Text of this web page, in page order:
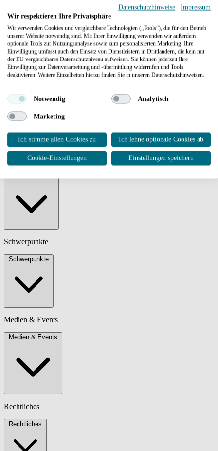
Kontakt
Kompetenzzentrum Kritische Infrastrukturen e. V.
10829 Berlin
Deutschland
030 322932-2999
Kontaktformular
Verein KKI e. V.
Schwerpunkte
Schwerpunkte
Medien & Events
Medien & Events
Rechtliches
Rechtliches
Datenschutzhinweise | Impressum
Wir respektieren Ihre Privatsphäre
Wir verwenden Cookies und vergleichbare Technologien („Tools“), die für den Betrieb
unserer Website notwendig sind. Mit Ihrer Einwilligung verwenden wir außerdem
optionale Tools zur Nutzungsanalyse sowie zum personalisierten Marketing. Ihre
Einwilligung umfasst auch den Einsatz von Dienstleistern in Drittländern, die kein mit
der EU vergleichbares Datenschutzniveau aufweisen. Sie können jederzeit Ihre
Einwilligung zur Datenverarbeitung und -übermittlung widerrufen und Tools
deaktivieren. Weitere Einzelheiten hierzu finden Sie in unseren Datenschutzhinweisen.
Notwendig Analytisch
Marketing
Ich stimme allen Cookies zu Ich lehne optionale Cookies ab
Cookie-Einstellungen Einstellungen speichern